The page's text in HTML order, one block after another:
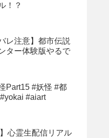
！？
レ注意】都市伝説
ター体験版やるで
Part15 #妖怪 #都
#aiart
】心霊生配信リアル